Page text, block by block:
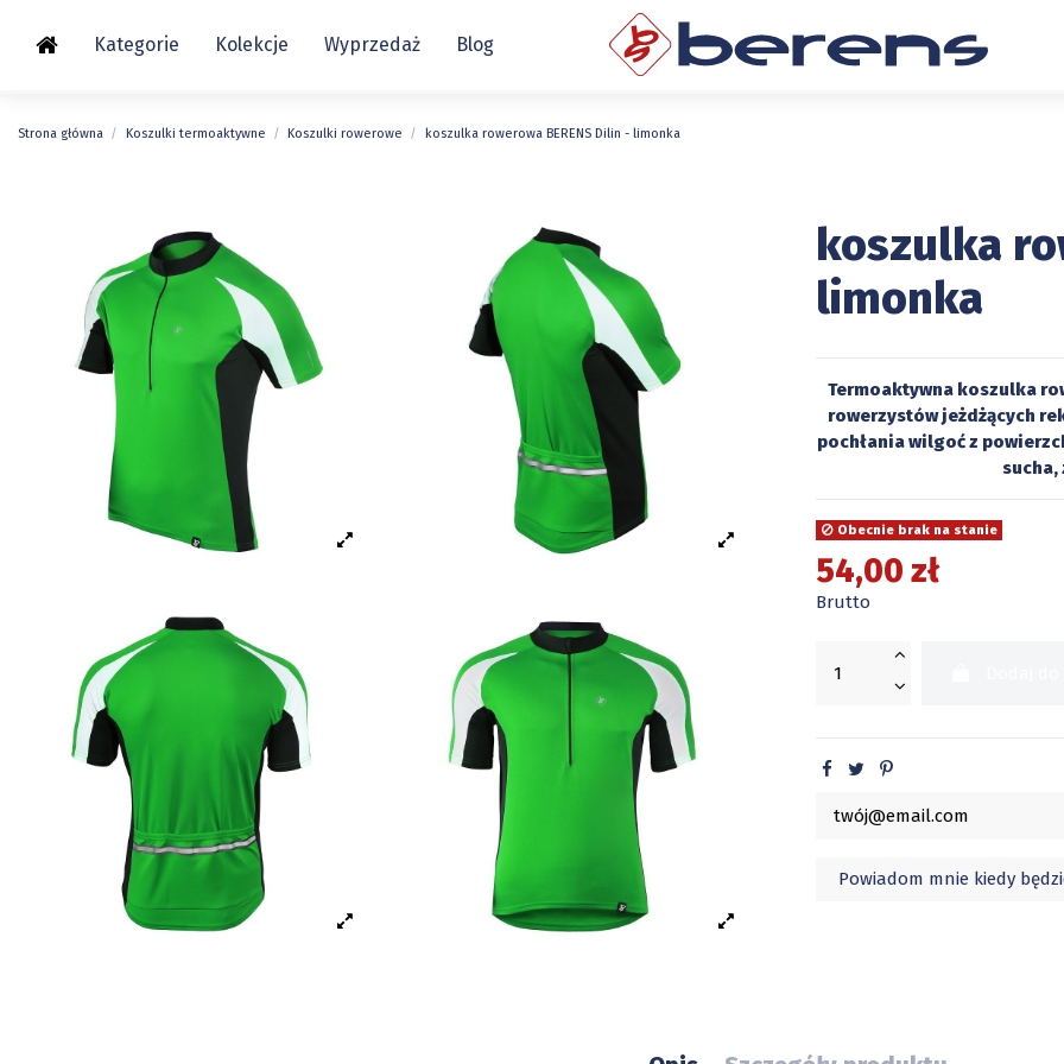
Kategorie Kolekcje Wyprzedaż Blog
Strona główna Koszulki termoaktywne Koszulki rowerowe koszulka rowerowa BERENS Dilin - limonka
koszulka
limonka
Termoaktywna koszulka
rowerzystów jeżdżących
pochłania wilgoć z
Obecnie brak na stanie
54,00 zł
Brutto